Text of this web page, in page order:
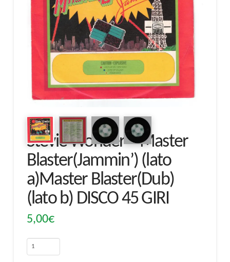
Stevie Wonder – Master
Blaster(Jammin’) (lato
a)Master Blaster(Dub)
(lato b) DISCO 45 GIRI
5,00€
Stevie